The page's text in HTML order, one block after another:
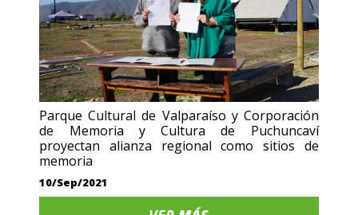
Parque Cultural de Valparaíso y Corporación
de Memoria y Cultura de Puchuncaví
proyectan alianza regional como sitios de
memoria
10/Sep/2021